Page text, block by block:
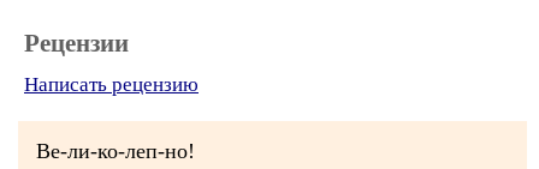
Рецензии
Написать рецензию
Ве-ли-ко-леп-но!